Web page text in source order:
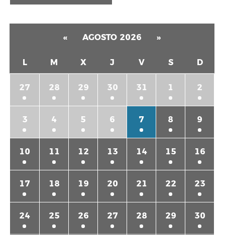
« AGOSTO 2026 »
L M X J V S D
27 28 29 30 31 1 2
3 4 5 6 7 8 9
10 11 12 13 14 15 16
17 18 19 20 21 22 23
24 25 26 27 28 29 30